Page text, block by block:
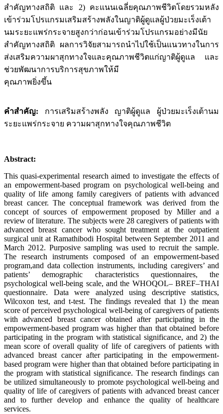
สำคัญทางสถิติ และ 2) คะแนนเฉลี่ยคุณภาพชีวิตโดยรวมหลัง
เข้าร่วมโปรแกรมเสริมสร้างพลังในญาติผู้ดูแลผู้ป่วยมะเร็งเต้า
นมระยะแพร่กระจายสูงกว่าก่อนเข้าร่วมโปรแกรมอย่างมีนัย
สำคัญทางสถิติ ผลการวิจัยสามารถนำไปใช้เป็นแนวทางในการ
ส่งเสริมความผาสุกทางใจและคุณภาพชีวิตแก่ญาติผู้ดูแล และ
ช่วยพัฒนาการบริการสุขภาพให้มี
คุณภาพยิ่งขึ้น
คำสำคัญ: การเสริมสร้างพลัง ญาติผู้ดูแล ผู้ป่วยมะเร็งเต้านม
ระยะแพร่กระจาย ความผาสุกทางใจคุณภาพชีวิต
Abstract:
This quasi-experimental research aimed to investigate the effects of
an empowerment-based program on psychological well-being and
quality of life among family caregivers of patients with advanced
breast cancer. The conceptual framework was derived from the
concept of sources of empowerment proposed by Miller and a
review of literature. The subjects were 28 caregivers of patients with
advanced breast cancer who sought treatment at the outpatient
surgical unit at Ramathibodi Hospital between September 2011 and
March 2012. Purposive sampling was used to recruit the sample.
The research instruments composed of an empowerment-based
program,and data collection instruments, including caregivers’ and
patients’ demographic characteristics questionnaires, the
psychological well-being scale, and the WHOQOL– BREF–THAI
questionnaire. Data were analyzed using descriptive statistics,
Wilcoxon test, and t-test. The findings revealed that 1) the mean
score of perceived psychological well-being of caregivers of patients
with advanced breast cancer obtained after participating in the
empowerment-based program was higher than that obtained before
participating in the program with statistical significance, and 2) the
mean score of overall quality of life of caregivers of patients with
advanced breast cancer after participating in the empowerment-
based program were higher than that obtained before participating in
the program with statistical significance. The research findings can
be utilized simultaneously to promote psychological well-being and
quality of life of caregivers of patients with advanced breast cancer
and to further develop and enhance the quality of healthcare
services.